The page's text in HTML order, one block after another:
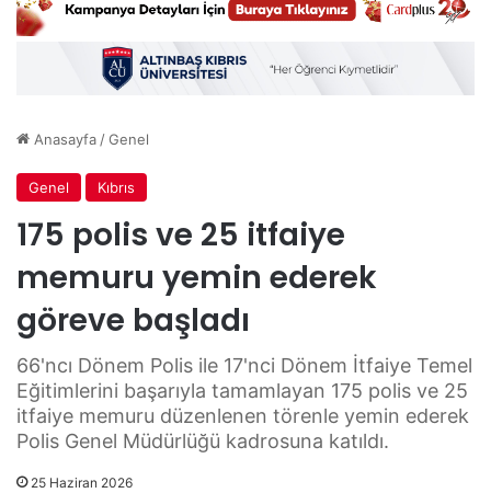
Anasayfa/Genel
Genel Kıbrıs
175 polis ve 25 itfaiye
memuru yemin ederek
göreve başladı
66'ncı Dönem Polis ile 17'nci Dönem İtfaiye Temel
Eğitimlerini başarıyla tamamlayan 175 polis ve 25
itfaiye memuru düzenlenen törenle yemin ederek
Polis Genel Müdürlüğü kadrosuna katıldı.
25 Haziran 2026